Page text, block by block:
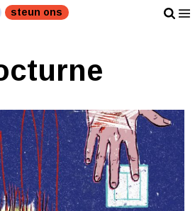
steun ons